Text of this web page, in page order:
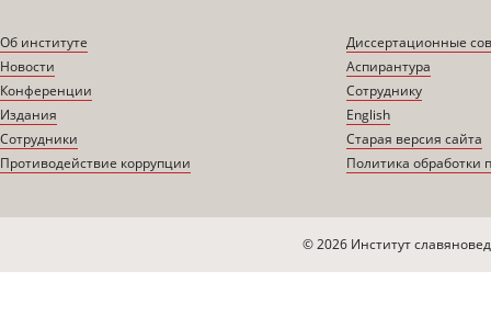
Об институте
Новости
Конференции
Издания
Сотрудники
Противодействие коррупции
Диссертационные
Аспирантура
Сотруднику
English
Старая версия сайта
Политика обработки
© 2026 Институт